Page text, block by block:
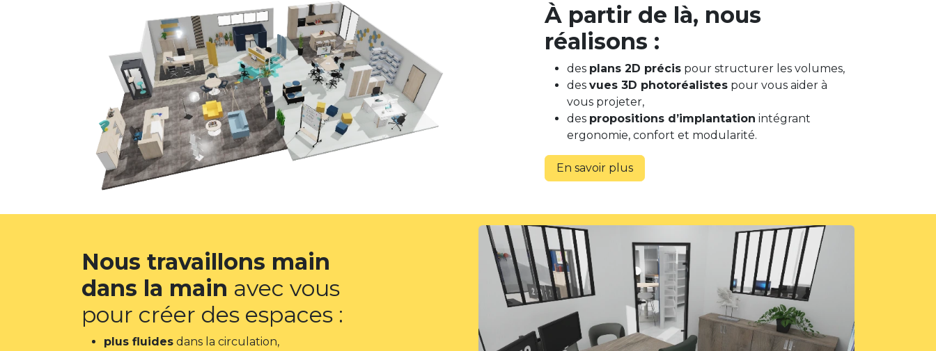
À partir de là, nous
réalisons :
des plans 2D précis pour structurer les volumes,
des vues 3D photoréalistes pour vous aider à
vous projeter,
des propositions d’implantation intégrant
ergonomie, confort et modularité.
En savoir plus
Nous travaillons main
dans la main avec vous
pour créer des espaces :
plus fluides dans la circulation,